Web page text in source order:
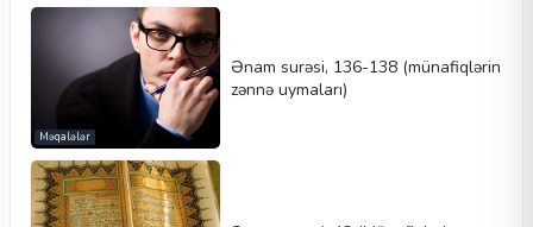
Məqalələr
Ənam surəsi, 136-138 (münafiqlərin
zənnə uymaları)